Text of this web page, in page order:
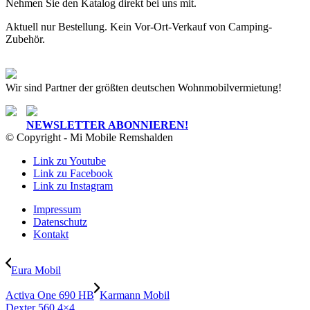
Nehmen Sie den Katalog direkt bei uns mit.
Aktuell nur Bestellung. Kein Vor-Ort-Verkauf von Camping-
Zubehör.
Wir sind Partner der größten deutschen Wohnmobilvermietung!
NEWSLETTER ABONNIEREN!
© Copyright - Mi Mobile Remshalden
Link zu Youtube
Link zu Facebook
Link zu Instagram
Impressum
Datenschutz
Kontakt
Eura Mobil
Activa One 690 HB Karmann Mobil
Dexter 560 4×4